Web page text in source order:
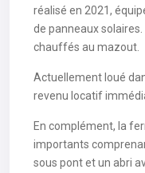
réalisé en 2021,
de panneaux
chauffés au mazout.
Actuellement loué
revenu locatif
En complément, la
importants
sous pont et un abri